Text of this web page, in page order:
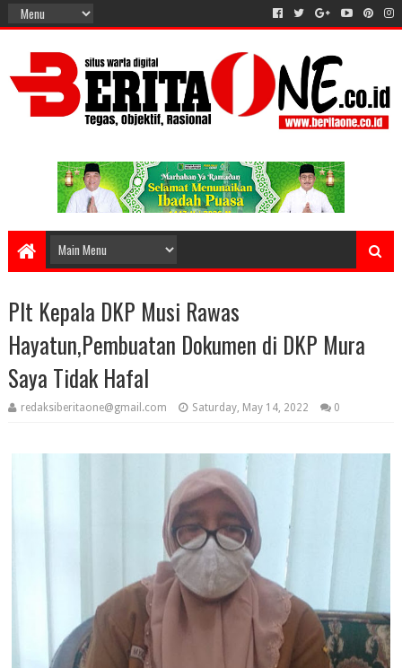
Plt Kepala DKP Musi Rawas
Hayatun,Pembuatan Dokumen di DKP Mura
Saya Tidak Hafal
redaksiberitaone@gmail.com Saturday, May 14, 2022 0